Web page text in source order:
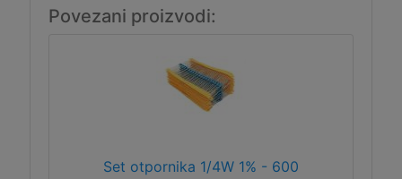
Povezani proizvodi:
Set otpornika 1/4W 1% - 600